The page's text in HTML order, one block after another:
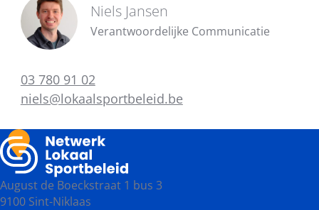
Niels Jansen
Verantwoordelijke Communicatie
03 780 91 02
niels@lokaalsportbeleid.be
August de Boeckstraat 1 bus 3
9100 Sint-Niklaas